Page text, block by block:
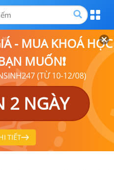
- MUA KHOÁ HỌC
MUỐN❗
(TỪ 10-12/08)
2 NGÀY
TIẾT